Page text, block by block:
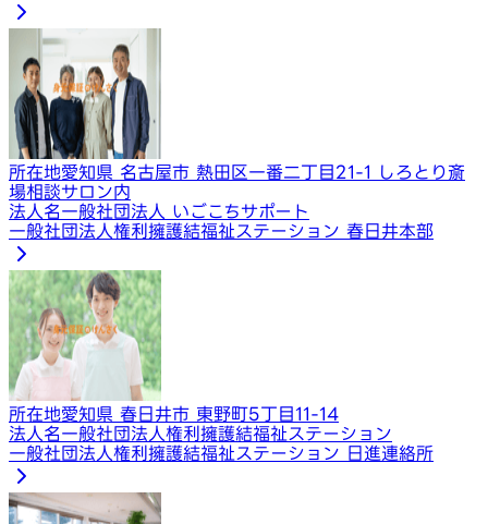
所在地愛知県 名古屋市 熱田区一番二丁目21-1 しろとり斎
場相談サロン内
法人名一般社団法人 いごこちサポート
一般社団法人権利擁護結福祉ステーション 春日井本部
所在地愛知県 春日井市 東野町5丁目11-14
法人名一般社団法人権利擁護結福祉ステーション
一般社団法人権利擁護結福祉ステーション 日進連絡所